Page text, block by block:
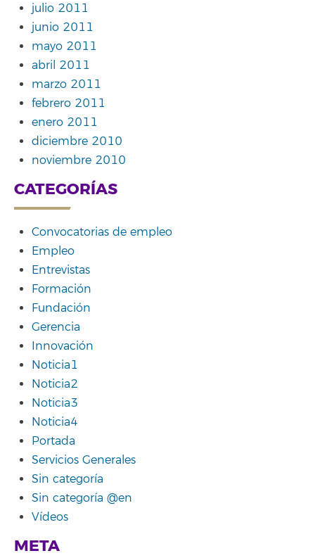
julio 2011
junio 2011
mayo 2011
abril 2011
marzo 2011
febrero 2011
enero 2011
diciembre 2010
noviembre 2010
CATEGORÍAS
Convocatorias de empleo
Empleo
Entrevistas
Formación
Fundación
Gerencia
Innovación
Noticia1
Noticia2
Noticia3
Noticia4
Portada
Servicios Generales
Sin categoría
Sin categoría @en
Vídeos
META